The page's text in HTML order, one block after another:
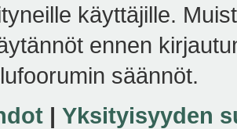
käyttäjille.
ennen
säännöt.
| Yksityisyyden